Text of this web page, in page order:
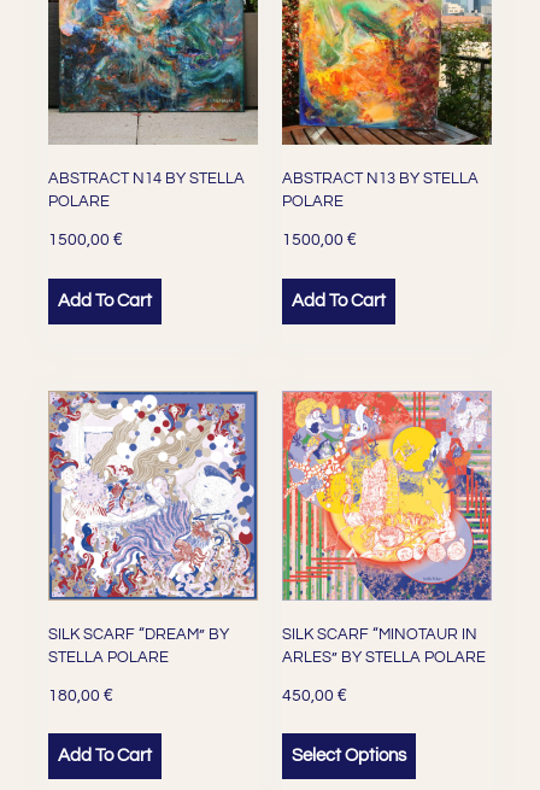
ABSTRACT N14 BY STELLA
POLARE
1500,00 €
Add To Cart
ABSTRACT N13 BY STELLA
POLARE
1500,00 €
Add To Cart
SILK SCARF “DREAM” BY
STELLA POLARE
180,00 €
Add To Cart
SILK SCARF “MINOTAUR IN
ARLES” BY STELLA POLARE
450,00 €
Select Options